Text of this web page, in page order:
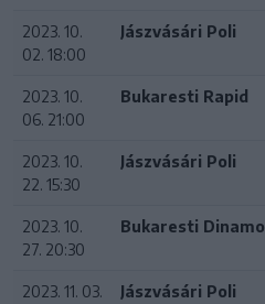
2023. 10.
02. 18:00
Jászvásári Poli
2023. 10.
06. 21:00
Bukaresti Rapid
2023. 10.
22. 15:30
Jászvásári Poli
2023. 10.
27. 20:30
Bukaresti Dinamo
2023. 11. 03.
Jászvásári Poli